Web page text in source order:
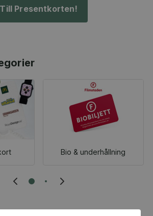
Till Presentkorten!
Bio & underhållning